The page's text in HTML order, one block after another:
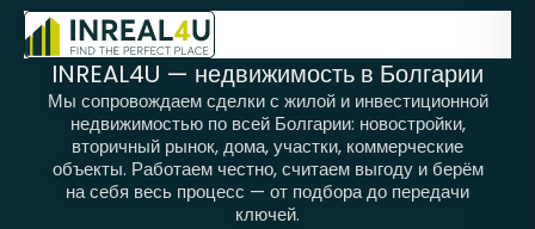
INREAL4U — недвижимость в Болгарии
Мы сопровождаем сделки с жилой и инвестиционной
недвижимостью по всей Болгарии: новостройки,
вторичный рынок, дома, участки, коммерческие
объекты. Работаем честно, считаем выгоду и берём
на себя весь процесс — от подбора до передачи
ключей.